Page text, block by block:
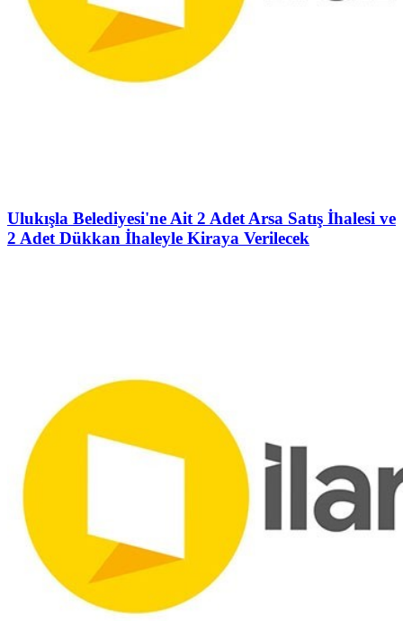
Ulukışla Belediyesi'ne Ait 2 Adet Arsa Satış İhalesi ve
2 Adet Dükkan İhaleyle Kiraya Verilecek